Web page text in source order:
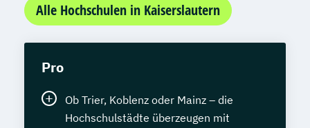
Alle Hochschulen in Kaiserslautern
Pro
Ob Trier, Koblenz oder Mainz – die
Hochschulstädte überzeugen mit